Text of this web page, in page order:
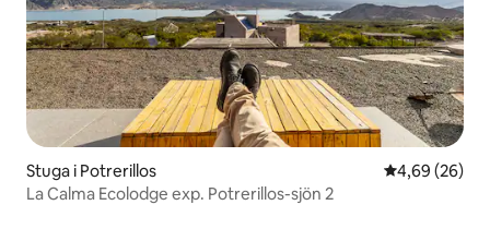
Stuga i Potrerillos 4,69 av 5 i
4,69 (26)
La Calma Ecolodge exp. Potrerillos-sjön 2